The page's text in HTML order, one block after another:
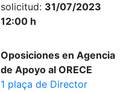
solicitud: 31/07/2023
12:00 h
Oposiciones en Agencia
de Apoyo al ORECE
1 plaça de Director